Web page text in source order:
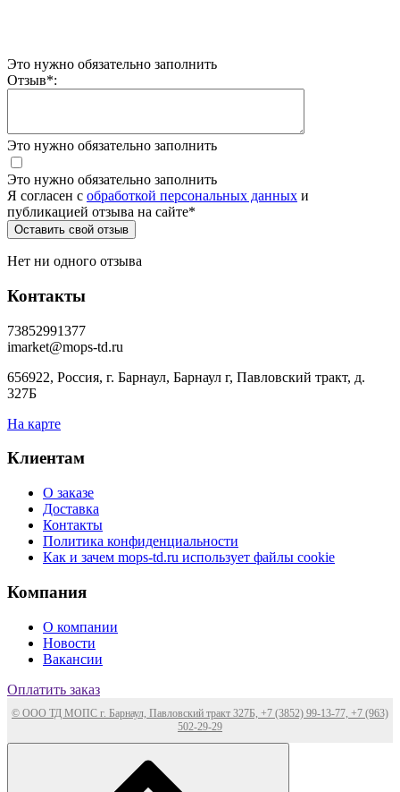
Это нужно обязательно заполнить
Отзыв*:
Это нужно обязательно заполнить
Это нужно обязательно заполнить
Я согласен c обработкой персональных данных и
публикацией отзыва на сайте*
Нет ни одного отзыва
Контакты
73852991377
imarket@mops-td.ru
656922, Россия, г. Барнаул, Барнаул г, Павловский тракт, д.
327Б
На карте
Клиентам
О заказе
Доставка
Контакты
Политика конфиденциальности
Как и зачем mops-td.ru использует файлы cookie
Компания
О компании
Новости
Вакансии
Оплатить заказ
© ООО ТД МОПС г. Барнаул, Павловский тракт 327Б, +7 (3852) 99-13-77, +7 (963)
502-29-29